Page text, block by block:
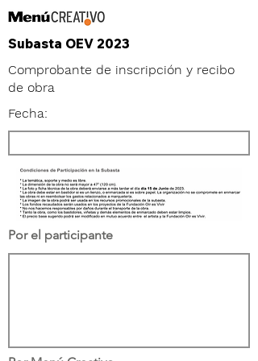
Subasta OEV 2023
Comprobante de inscripción y recibo
de obra
Fecha:
Por el participante